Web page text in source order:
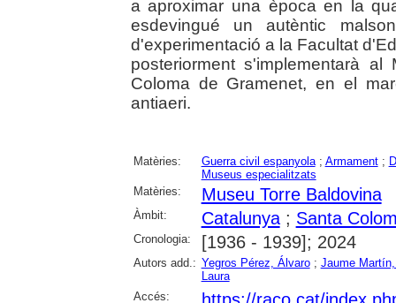
a aproximar una època en la
esdevingué un autèntic
d'experimentació a la Facultat
posteriorment s'implementarà
Coloma de Gramenet, en el
antiaeri.
Matèries: Guerra civil espanyola; Armament;
Museus especialitzats
Matèries:
Museu Torre Baldovina
Àmbit: Catalunya; Santa
Cronologia: [1936 - 1939]; 2024
Autors add.: Yegros Pérez, Álvaro; Jaume
Laura
Accés: